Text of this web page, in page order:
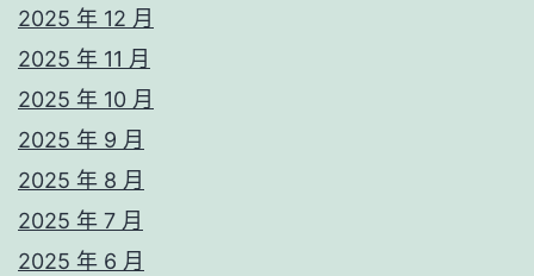
2025 年 12 月
2025 年 11 月
2025 年 10 月
2025 年 9 月
2025 年 8 月
2025 年 7 月
2025 年 6 月